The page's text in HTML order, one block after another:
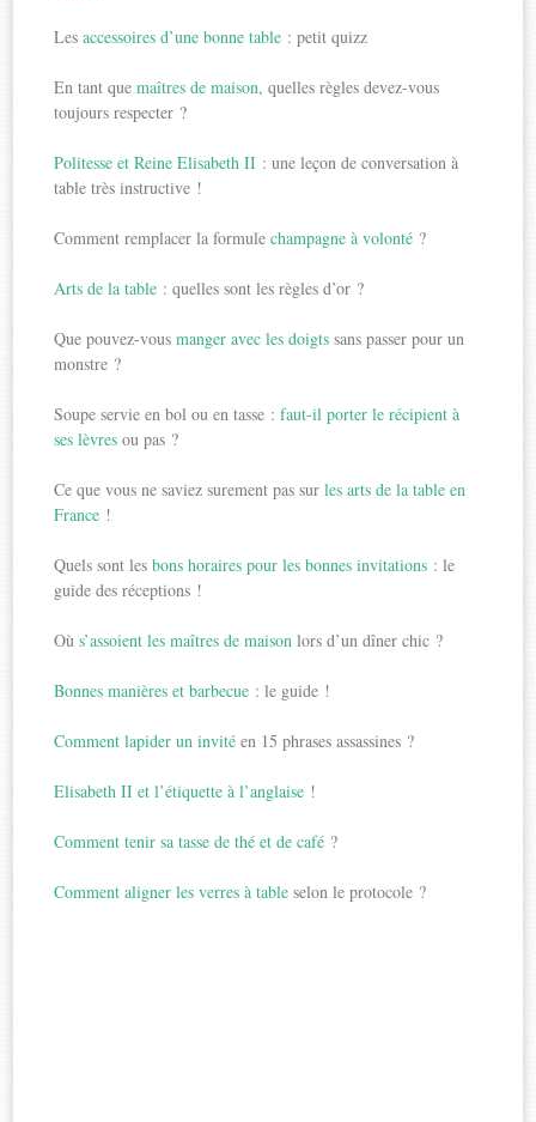
Lesaccessoires d’une bonne table : petit quizz
En tant quemaîtres de maison, quelles règles devez-vous
toujours respecter ?
Politesse et Reine Elisabeth II : une leçon de conversation à
table très instructive !
Comment remplacer la formulechampagne à volonté ?
Arts de la table : quelles sont les règles d’or ?
Que pouvez-vousmanger avec les doigts sans passer pour un
monstre ?
Soupe servie en bol ou en tasse :faut-il porter le récipient à
ses lèvres ou pas ?
Ce que vous ne saviez surement pas surles arts de la table en
France !
Quels sont lesbons horaires pour les bonnes invitations : le
guide des réceptions !
Oùs’assoient les maîtres de maison lors d’un dîner chic ?
Bonnes manières et barbecue : le guide !
Comment lapider un invité en 15 phrases assassines ?
Elisabeth II et l’étiquette à l’anglaise !
Comment tenir sa tasse de thé et de café ?
Comment aligner les verres à table selon le protocole ?